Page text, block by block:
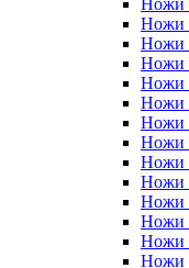
Ножи
Ножи
Ножи
Ножи
Ножи
Ножи
Ножи
Ножи
Ножи
Ножи
Ножи
Ножи
Ножи
Ножи